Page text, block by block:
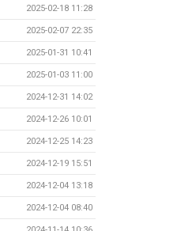
2025-02-18 11:28
2025-02-07 22:35
2025-01-31 10:41
2025-01-03 11:00
2024-12-31 14:02
2024-12-26 10:01
2024-12-25 14:23
2024-12-19 15:51
2024-12-04 13:18
2024-12-04 08:40